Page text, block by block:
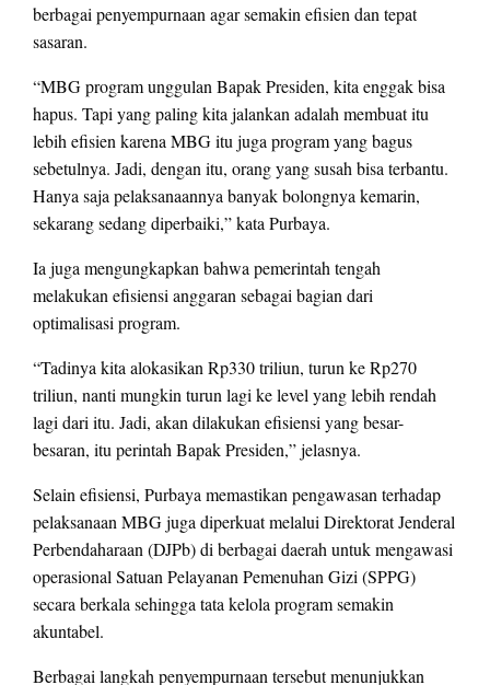
berbagai penyempurnaan agar semakin efisien dan tepat
sasaran.
“MBG program unggulan Bapak Presiden, kita enggak bisa
hapus. Tapi yang paling kita jalankan adalah membuat itu
lebih efisien karena MBG itu juga program yang bagus
sebetulnya. Jadi, dengan itu, orang yang susah bisa terbantu.
Hanya saja pelaksanaannya banyak bolongnya kemarin,
sekarang sedang diperbaiki,” kata Purbaya.
Ia juga mengungkapkan bahwa pemerintah tengah
melakukan efisiensi anggaran sebagai bagian dari
optimalisasi program.
“Tadinya kita alokasikan Rp330 triliun, turun ke Rp270
triliun, nanti mungkin turun lagi ke level yang lebih rendah
lagi dari itu. Jadi, akan dilakukan efisiensi yang besar-
besaran, itu perintah Bapak Presiden,” jelasnya.
Selain efisiensi, Purbaya memastikan pengawasan terhadap
pelaksanaan MBG juga diperkuat melalui Direktorat Jenderal
Perbendaharaan (DJPb) di berbagai daerah untuk mengawasi
operasional Satuan Pelayanan Pemenuhan Gizi (SPPG)
secara berkala sehingga tata kelola program semakin
akuntabel.
Berbagai langkah penyempurnaan tersebut menunjukkan